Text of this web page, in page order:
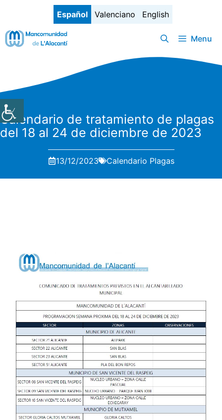
contenido
Español Valenciano English
Menu
Calendario de tratamiento de plagas
del 18 al 24 de diciembre de 2023
13/12/2023 Calendario Plagas